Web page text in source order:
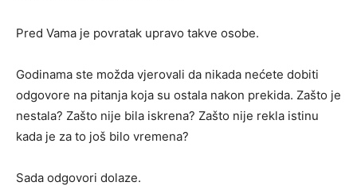
Pred Vama je povratak upravo takve osobe.
Godinama ste možda vjerovali da nikada nećete dobiti
odgovore na pitanja koja su ostala nakon prekida. Zašto je
nestala? Zašto nije bila iskrena? Zašto nije rekla istinu
kada je za to još bilo vremena?
Sada odgovori dolaze.